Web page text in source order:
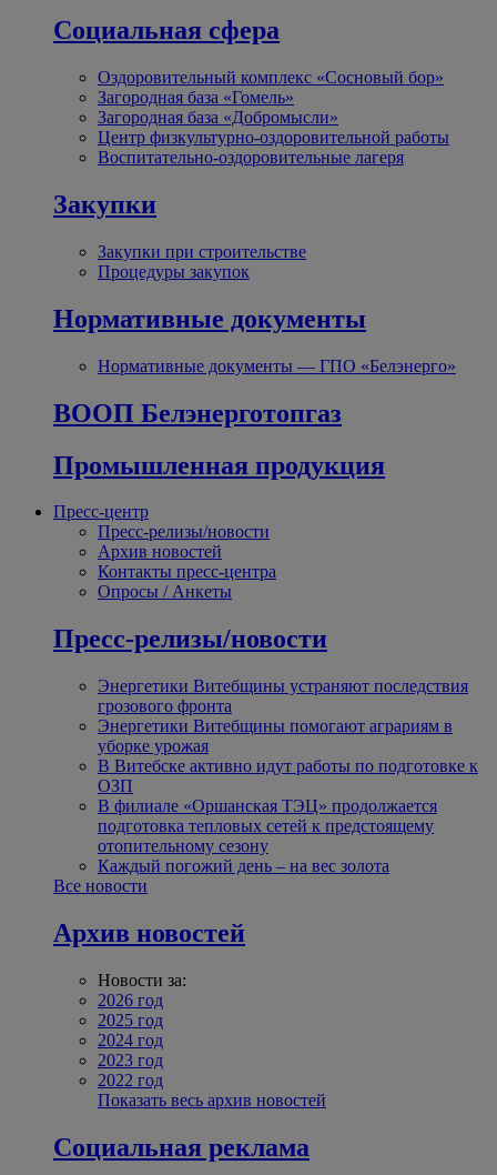
Социальная сфера
Оздоровительный комплекс «Сосновый бор»
Загородная база «Гомель»
Загородная база «Добромысли»
Центр физкультурно-оздоровительной работы
Воспитательно-оздоровительные лагеря
Закупки
Закупки при строительстве
Процедуры закупок
Нормативные документы
Нормативные документы — ГПО «Белэнерго»
ВООП Белэнерготопгаз
Промышленная продукция
Пресс-центр
Пресс-релизы/новости
Архив новостей
Контакты пресс-центра
Опросы / Анкеты
Пресс-релизы/новости
Энергетики Витебщины устраняют последствия
грозового фронта
Энергетики Витебщины помогают аграриям в
уборке урожая
В Витебске активно идут работы по подготовке к
ОЗП
В филиале «Оршанская ТЭЦ» продолжается
подготовка тепловых сетей к предстоящему
отопительному сезону
Каждый погожий день – на вес золота
Все новости
Архив новостей
Новости за:
2026 год
2025 год
2024 год
2023 год
2022 год
Показать весь архив новостей
Социальная реклама